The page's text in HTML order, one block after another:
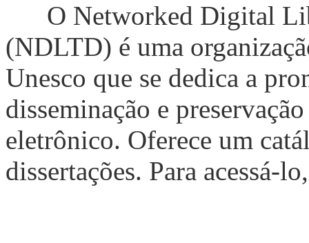
O Networked Digital
(NDLTD) é uma
Unesco que se dedica a
disseminação e
eletrônico. Oferece um
dissertações. Para acessá-lo,